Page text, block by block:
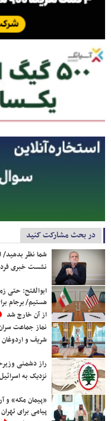
در بحث مشارکت کنید
شما نظر بدهید/
نشست خبری
ابوالفتح: حتی
هستیم/ برجام
از آن خارج شد
نماز جماعت
شریف و
راز دشمنی
نزدیک به
«پیمان مکه» و
پیامی برای